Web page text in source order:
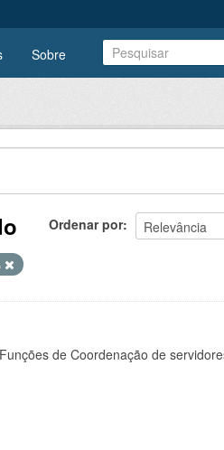
Sobre
Ordenar por
de Coordenação de